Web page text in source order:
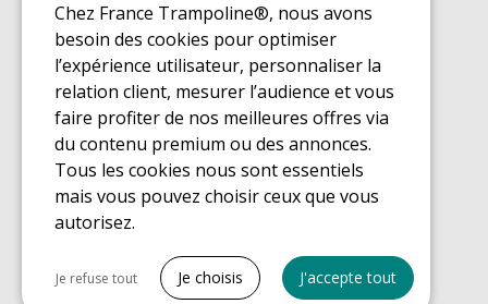
GUIDE D'ACHAT
Guide d'achat pour les trampolines de loisirs
GUIDE DE MONTAGE
Guide de montage pour les trampolines de loisirs
GUIDE D'ENTRETIEN
Guide d'entretien des trampolines de loisirs
GUIDE DÉCOUVERTE
Guide de découverte des trampolines de loisirs
GUIDE D'ACHAT PIÈCES DE RECHANGE
Chez France Trampoline®, nous avons
besoin des cookies pour optimiser
l’expérience utilisateur, personnaliser la
relation client, mesurer l’audience et vous
faire profiter de nos meilleures offres via
du contenu premium ou des annonces.
Tous les cookies nous sont essentiels
mais vous pouvez choisir ceux que vous
autorisez.
Je refuse tout Je choisis J'accepte tout